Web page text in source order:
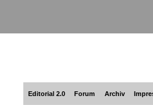
Editorial 2.0 Forum Archiv